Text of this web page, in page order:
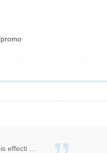
effecti ...